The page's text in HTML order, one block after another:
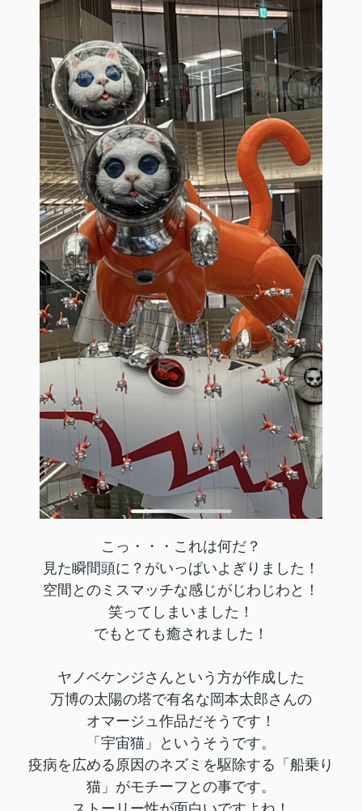
こっ・・・これは何だ？
見た瞬間頭に？がいっぱいよぎりました！
空間とのミスマッチな感じがじわじわと！
笑ってしまいました！
でもとても癒されました！
ヤノベケンジさんという方が作成した
万博の太陽の塔で有名な岡本太郎さんの
オマージュ作品だそうです！
「宇宙猫」というそうです。
疫病を広める原因のネズミを駆除する「船乗り
猫」がモチーフとの事です。